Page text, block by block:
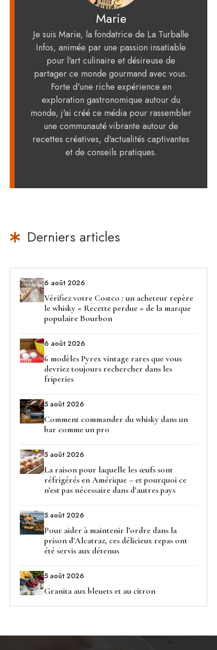
Marie
Je suis Marie, la fondatrice de La Turballe
Infos, animée par une passion insatiable
pour l'art culinaire et désireuse de
partager ce monde gourmand avec vous.
Forte d'une riche expérience en
exploration gastronomique autour du
monde, j'ai créé ce média pour rassembler
une communauté vibrante autour de
recettes créatives, d'actualités captivantes
et de conseils pratiques.
Derniers articles
6 août 2026
Vérifiez votre Costco : un acheteur repère
le whisky « Recette perdue » de la marque
populaire Bourbon
6 août 2026
6 modèles Pyrex vintage rares que vous
devriez toujours rechercher dans les
friperies
5 août 2026
Comment commander du whisky dans un
bar comme un pro
5 août 2026
La raison pour laquelle les œufs sont
réfrigérés en Amérique – et pourquoi ce
n’est pas nécessaire dans d’autres pays
5 août 2026
Pour aider à maintenir l’ordre dans la
prison d’Alcatraz, ces délicieux repas ont
été servis aux détenus
5 août 2026
Granita aux bleuets et au citron